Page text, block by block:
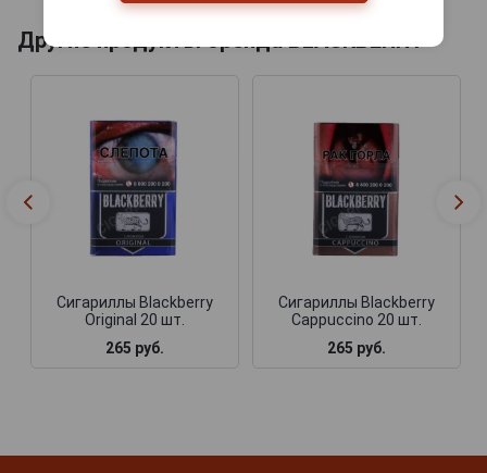
Другие продукты бренда BLACKBERRY
Сигариллы Blackberry
Original 20 шт.
265 руб.
Сигариллы Blackberry
Cappuccino 20 шт.
265 руб.